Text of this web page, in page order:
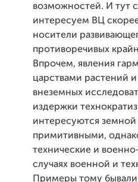
возможностей. И тут
интересуем ВЦ
носители
противоречивых
Впрочем, явления
царствами растений
внеземных
издержки
интересуются земной
примитивными,
технические и
случаях военной и
Примеры тому